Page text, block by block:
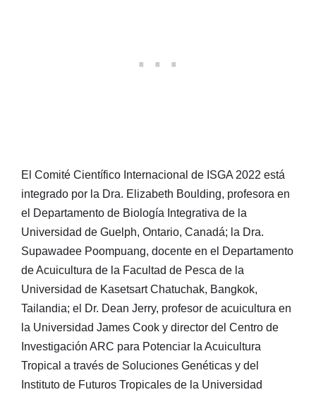
El Comité Científico Internacional de ISGA 2022 está
integrado por la Dra. Elizabeth Boulding, profesora en
el Departamento de Biología Integrativa de la
Universidad de Guelph, Ontario, Canadá; la Dra.
Supawadee Poompuang, docente en el Departamento
de Acuicultura de la Facultad de Pesca de la
Universidad de Kasetsart Chatuchak, Bangkok,
Tailandia; el Dr. Dean Jerry, profesor de acuicultura en
la Universidad James Cook y director del Centro de
Investigación ARC para Potenciar la Acuicultura
Tropical a través de Soluciones Genéticas y del
Instituto de Futuros Tropicales de la Universidad